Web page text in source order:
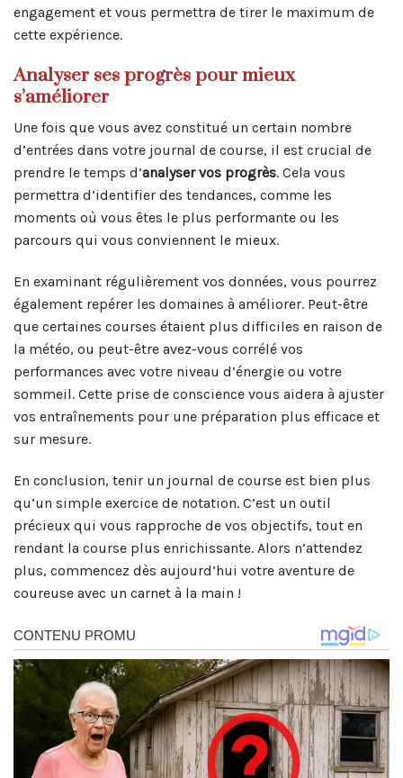
engagement et vous permettra de tirer le maximum de
cette expérience.
Analyser ses progrès pour mieux
s’améliorer
Une fois que vous avez constitué un certain nombre
d’entrées dans votre journal de course, il est crucial de
prendre le temps d’analyser vos progrès. Cela vous
permettra d’identifier des tendances, comme les
moments où vous êtes le plus performante ou les
parcours qui vous conviennent le mieux.
En examinant régulièrement vos données, vous pourrez
également repérer les domaines à améliorer. Peut-être
que certaines courses étaient plus difficiles en raison de
la météo, ou peut-être avez-vous corrélé vos
performances avec votre niveau d’énergie ou votre
sommeil. Cette prise de conscience vous aidera à ajuster
vos entraînements pour une préparation plus efficace et
sur mesure.
En conclusion, tenir un journal de course est bien plus
qu’un simple exercice de notation. C’est un outil
précieux qui vous rapproche de vos objectifs, tout en
rendant la course plus enrichissante. Alors n’attendez
plus, commencez dès aujourd’hui votre aventure de
coureuse avec un carnet à la main !